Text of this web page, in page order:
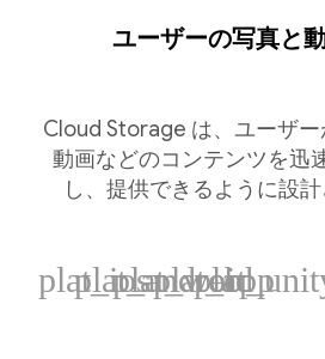
ユーザーの写真と
Cloud Storage は、ユーザ
動画などのコンテンツを迅
し、提供できるように設計
plat_ios
plat_android
plat_web
plat_cpp